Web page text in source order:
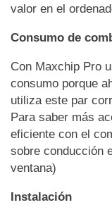
valor en el
Consumo de
Con Maxchip Pro
consumo porque
utiliza este par
Para saber más
eficiente con el
sobre conducción
ventana)
Instalación